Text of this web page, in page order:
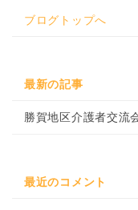
ブログトップへ
最新の記事
勝賀地区介護者交流
最近のコメント